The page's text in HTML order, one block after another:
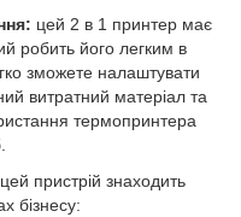
цей 2 в 1 принтер має
робить його легким в
зможете налаштувати
витратний матеріал та
термопринтера
цей пристрій знаходить
бізнесу: